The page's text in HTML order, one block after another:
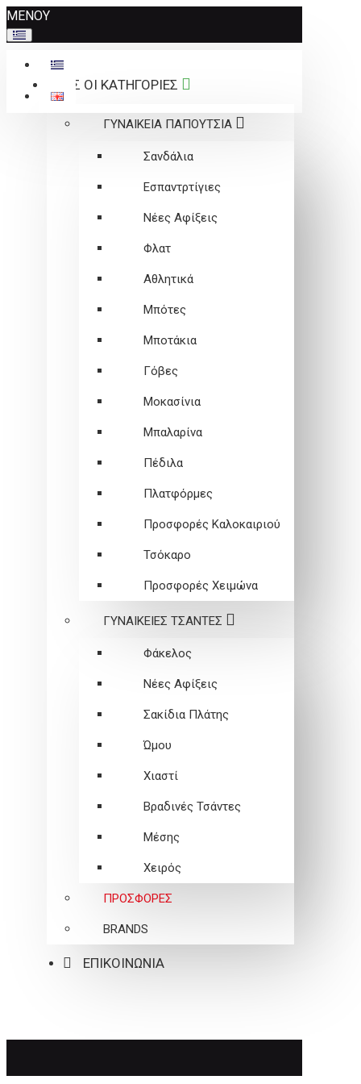
Σημείωση:
Αυτός
ο
ιστότοπος
περιλαμβάνει
ΜΕΝΟΥ
ΟΛΕΣ ΟΙ ΚΑΤΗΓΟΡΙΕΣ
ΓΥΝΑΙΚΕΙΑ ΠΑΠΟΥΤΣΙΑ
Σανδάλια
Εσπαντρτίγιες
Νέες Αφίξεις
Φλατ
Αθλητικά
Μπότες
Μποτάκια
Γόβες
Μοκασίνια
Μπαλαρίνα
Πέδιλα
Πλατφόρμες
Προσφορές Καλοκαιριού
Τσόκαρο
Προσφορές Χειμώνα
ΓΥΝΑΙΚΕΙEΣ ΤΣΑΝΤΕΣ
Φάκελος
Νέες Αφίξεις
Σακίδια Πλάτης
Ώμου
Χιαστί
Βραδινές Τσάντες
Μέσης
Χειρός
ΠΡΟΣΦΟΡΕΣ
BRANDS
ΕΠΙΚΟΙΝΩΝΙΑ